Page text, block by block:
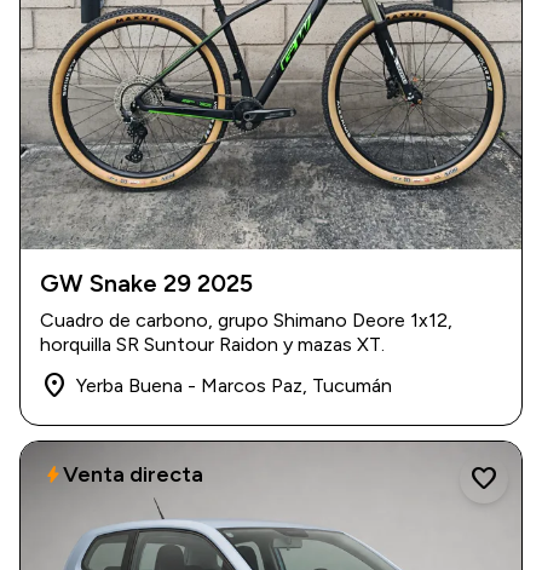
$ 3.500.000
GW Snake 29 2025
Cuadro de carbono, grupo Shimano Deore 1x12,
horquilla SR Suntour Raidon y mazas XT.
place Yerba Buena - Marcos Paz, Tucumán
favorite
boltVenta directa